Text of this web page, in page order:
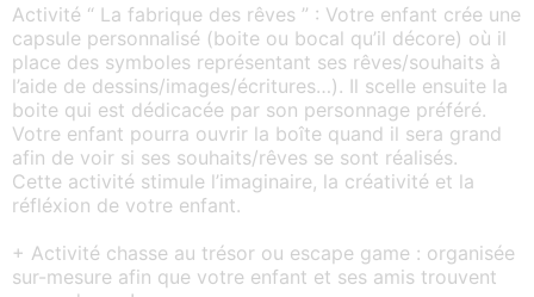
Activité “ La fabrique des rêves ” : Votre enfant crée une
capsule personnalisé (boite ou bocal qu’il décore) où il
place des symboles représentant ses rêves/souhaits à
l’aide de dessins/images/écritures…). Il scelle ensuite la
boite qui est dédicacée par son personnage préféré.
Votre enfant pourra ouvrir la boîte quand il sera grand
afin de voir si ses souhaits/rêves se sont réalisés.
Cette activité stimule l’imaginaire, la créativité et la
réfléxion de votre enfant.
+ Activité chasse au trésor ou escape game : organisée
sur-mesure afin que votre enfant et ses amis trouvent